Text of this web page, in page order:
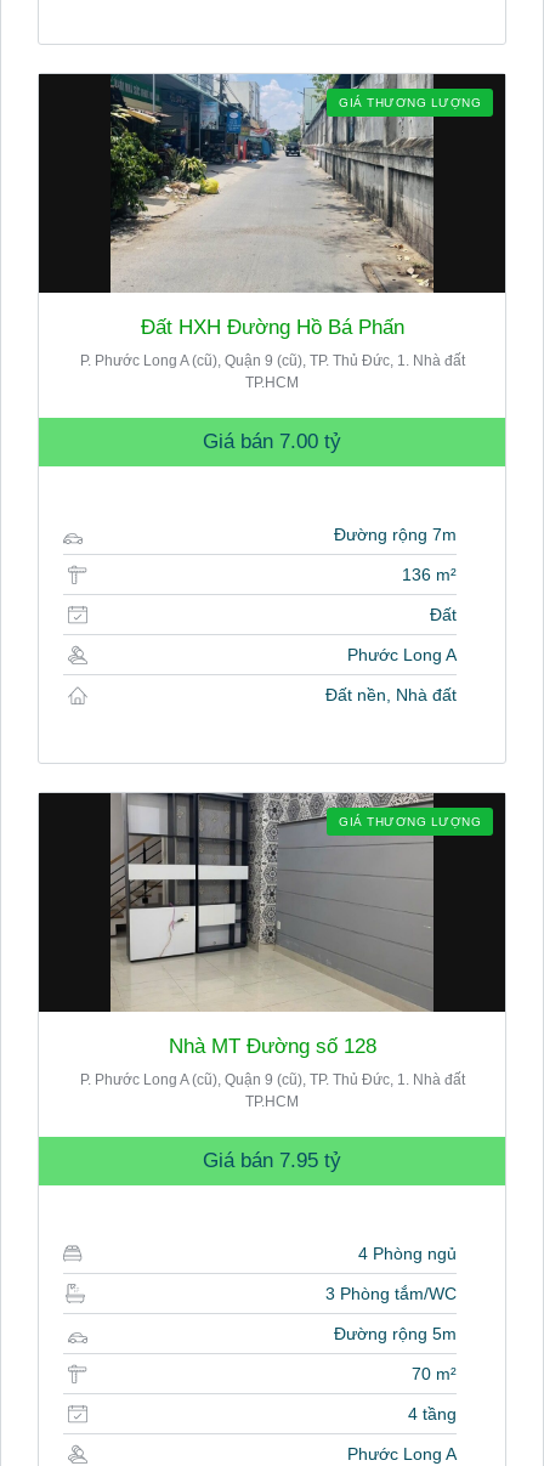
GIÁ THƯƠNG LƯỢNG
Đất HXH Đường Hồ Bá Phấn
P. Phước Long A (cũ), Quận 9 (cũ), TP. Thủ Đức, 1. Nhà đất
TP.HCM
Giá bán 7.00 tỷ
Đường rộng 7m
136 m²
Đất
Phước Long A
Đất nền, Nhà đất
GIÁ THƯƠNG LƯỢNG
Nhà MT Đường số 128
P. Phước Long A (cũ), Quận 9 (cũ), TP. Thủ Đức, 1. Nhà đất
TP.HCM
Giá bán 7.95 tỷ
4 Phòng ngủ
3 Phòng tắm/WC
Đường rộng 5m
70 m²
4 tầng
Phước Long A